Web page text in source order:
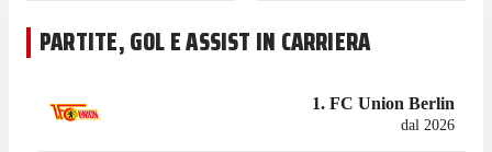
PARTITE, GOL E ASSIST IN CARRIERA
1. FC Union Berlin
dal 2026